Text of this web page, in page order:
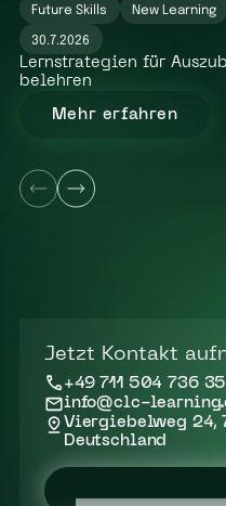
Future Skills New Learning
30.7.2026
Lernstrategien für
belehren
Mehr erfahren
Jetzt Kontakt
+49 711 504 736 35
info@clc-
Viergiebelweg 24,
Deutschland